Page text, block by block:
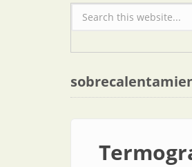
Formulario de